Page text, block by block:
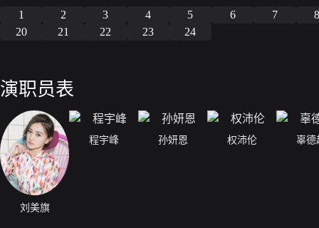
1 2 3 4 5 6 7
20
21 22 23 24
演职员表
刘美旗
程宇峰 孙妍恩 权沛伦 辜德